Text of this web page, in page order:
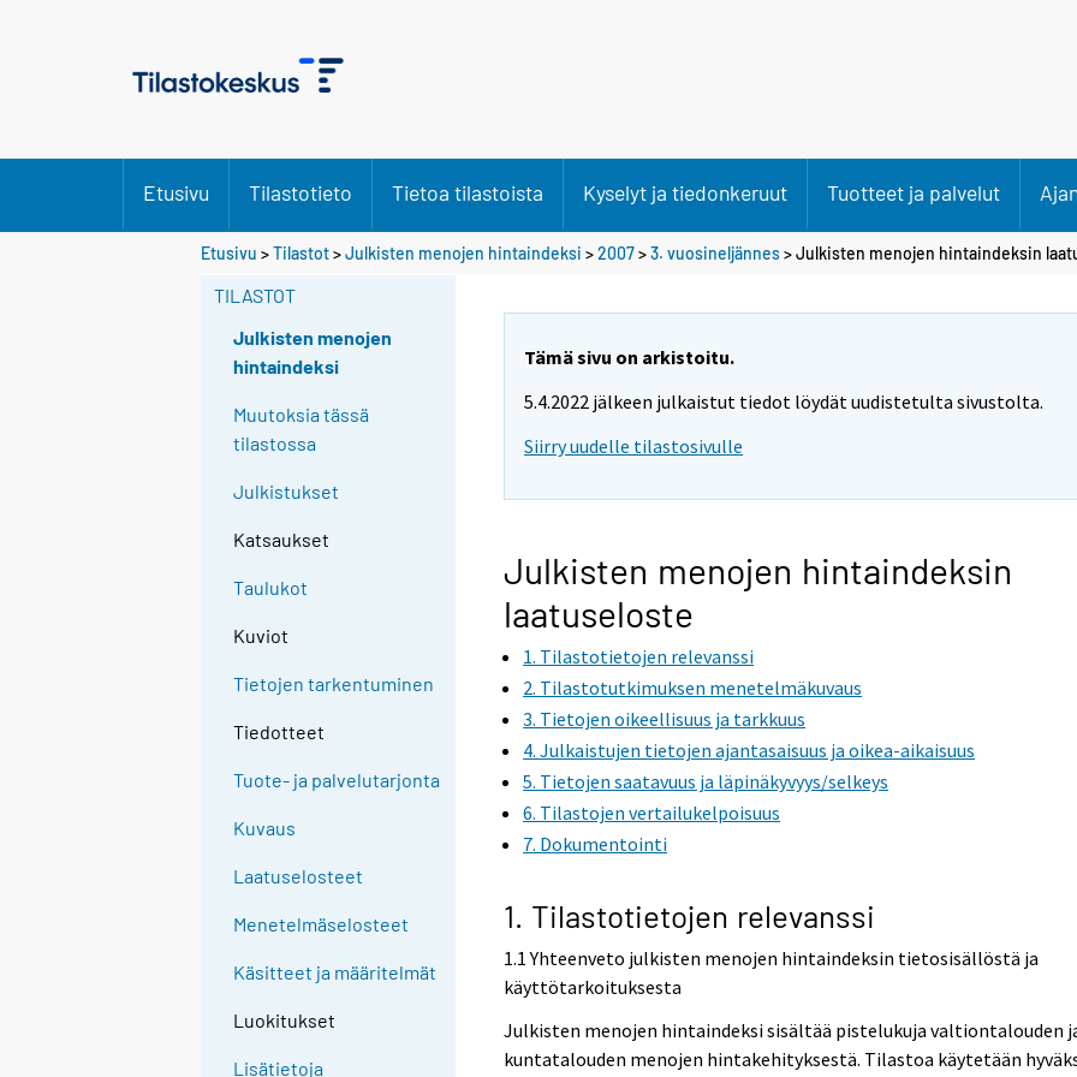
Etusivu Tilastotieto Tietoa tilastoista Kyselyt ja tiedonkeruut Tuotteet ja palvelut
Etusivu >Tilastot>Julkisten menojen hintaindeksi >2007>3. vuosineljännes> Julkisten menojen hintaindeksin
TILASTOT
Julkisten menojen
hintaindeksi
Muutoksia tässä
tilastossa
Julkistukset
Katsaukset
Taulukot
Kuviot
Tietojen tarkentuminen
Tiedotteet
Tuote- ja palvelutarjonta
Kuvaus
Laatuselosteet
Menetelmäselosteet
Käsitteet ja määritelmät
Luokitukset
Lisätietoja
Tämä sivu on arkistoitu.
5.4.2022 jälkeen julkaistut tiedot löydät uudistetulta sivustolta.
Siirry uudelle tilastosivulle
Julkisten menojen hintaindeksin
laatuseloste
1. Tilastotietojen relevanssi
2. Tilastotutkimuksen menetelmäkuvaus
3. Tietojen oikeellisuus ja tarkkuus
4. Julkaistujen tietojen ajantasaisuus ja oikea-aikaisuus
5. Tietojen saatavuus ja läpinäkyvyys/selkeys
6. Tilastojen vertailukelpoisuus
7. Dokumentointi
1. Tilastotietojen relevanssi
1.1 Yhteenveto julkisten menojen hintaindeksin tietosisällöstä ja
käyttötarkoituksesta
Julkisten menojen hintaindeksi sisältää pistelukuja valtiontalouden
kuntatalouden menojen hintakehityksestä. Tilastoa käytetään